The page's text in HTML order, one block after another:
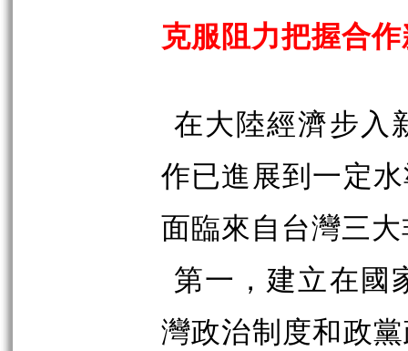
克服阻力把握合
在大陸經濟步入
作已進展到一定
面臨來自台灣三
第一，建立在國
灣政治制度和政